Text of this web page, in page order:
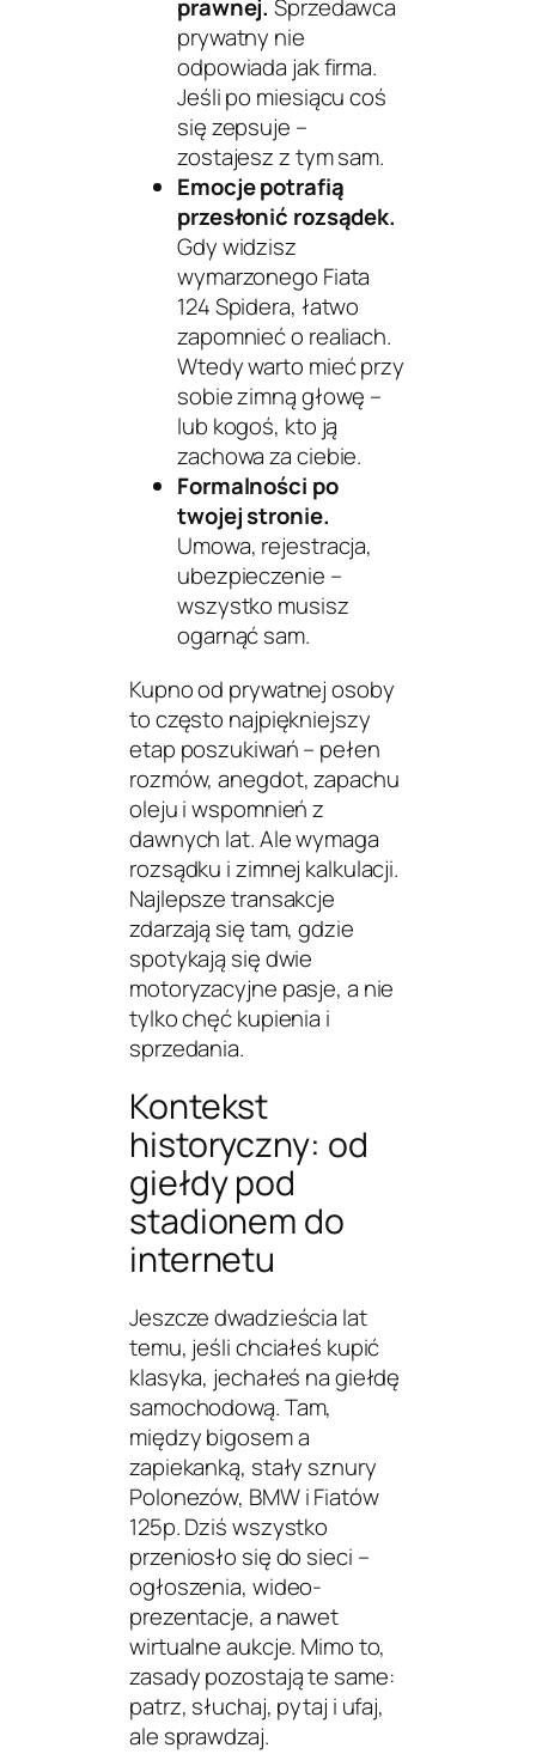
prawnej. Sprzedawca
prywatny nie
odpowiada jak firma.
Jeśli po miesiącu coś
się zepsuje –
zostajesz z tym sam.
Emocje potrafią
przesłonić rozsądek.
Gdy widzisz
wymarzonego Fiata
124 Spidera, łatwo
zapomnieć o realiach.
Wtedy warto mieć przy
sobie zimną głowę –
lub kogoś, kto ją
zachowa za ciebie.
Formalności po
twojej stronie.
Umowa, rejestracja,
ubezpieczenie –
wszystko musisz
ogarnąć sam.
Kupno od prywatnej osoby
to często najpiękniejszy
etap poszukiwań – pełen
rozmów, anegdot, zapachu
oleju i wspomnień z
dawnych lat. Ale wymaga
rozsądku i zimnej kalkulacji.
Najlepsze transakcje
zdarzają się tam, gdzie
spotykają się dwie
motoryzacyjne pasje, a nie
tylko chęć kupienia i
sprzedania.
Kontekst
historyczny: od
giełdy pod
stadionem do
internetu
Jeszcze dwadzieścia lat
temu, jeśli chciałeś kupić
klasyka, jechałeś na giełdę
samochodową. Tam,
między bigosem a
zapiekanką, stały sznury
Polonezów, BMW i Fiatów
125p. Dziś wszystko
przeniosło się do sieci –
ogłoszenia, wideo-
prezentacje, a nawet
wirtualne aukcje. Mimo to,
zasady pozostają te same:
patrz, słuchaj, pytaj i ufaj,
ale sprawdzaj.